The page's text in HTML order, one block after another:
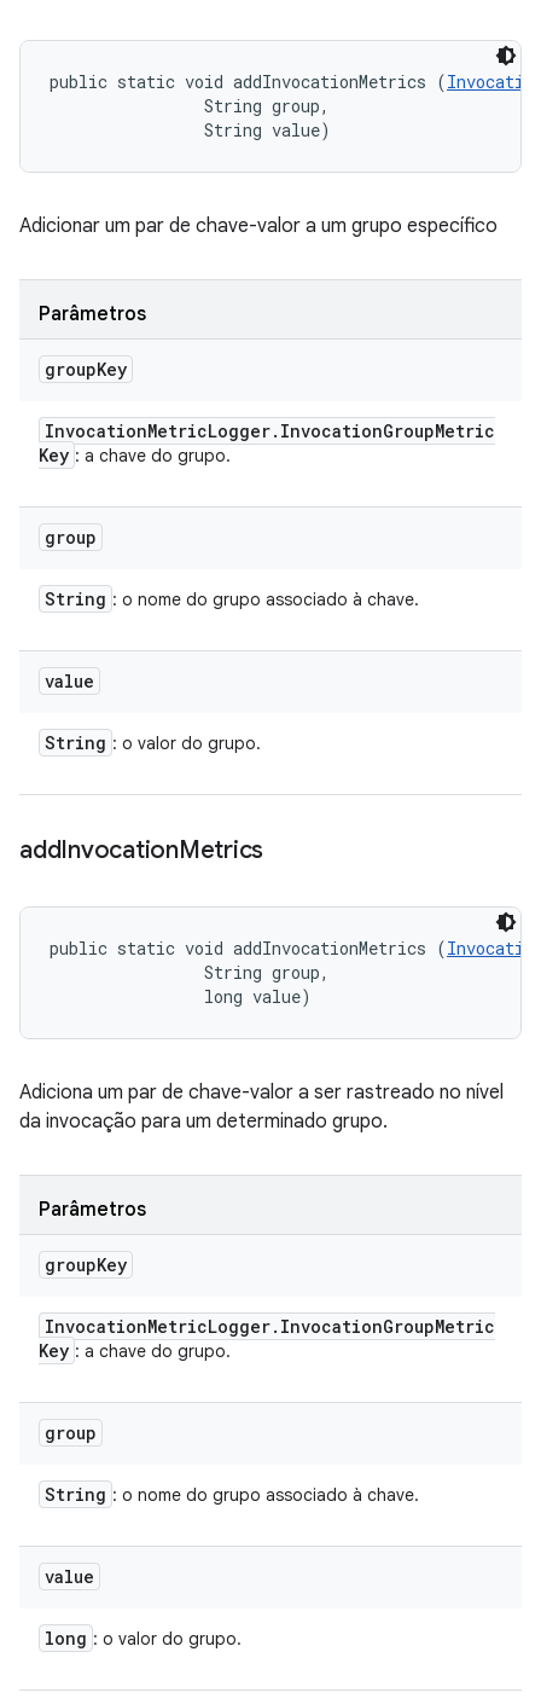
public static void addInvocationMetrics (
                String group,
                String value)
Adicionar um par de chave-valor a um grupo específico
Parâmetros
groupKey
InvocationMetricLogger. InvocationGroupMetric
Key : a chave do grupo.
group
String : o nome do grupo associado à chave.
value
String : o valor do grupo.
addInvocationMetrics
public static void addInvocationMetrics (
                String group,
                long value)
Adiciona um par de chave-valor a ser rastreado no nível
da invocação para um determinado grupo.
Parâmetros
groupKey
InvocationMetricLogger. InvocationGroupMetric
Key : a chave do grupo.
group
String : o nome do grupo associado à chave.
value
long : o valor do grupo.